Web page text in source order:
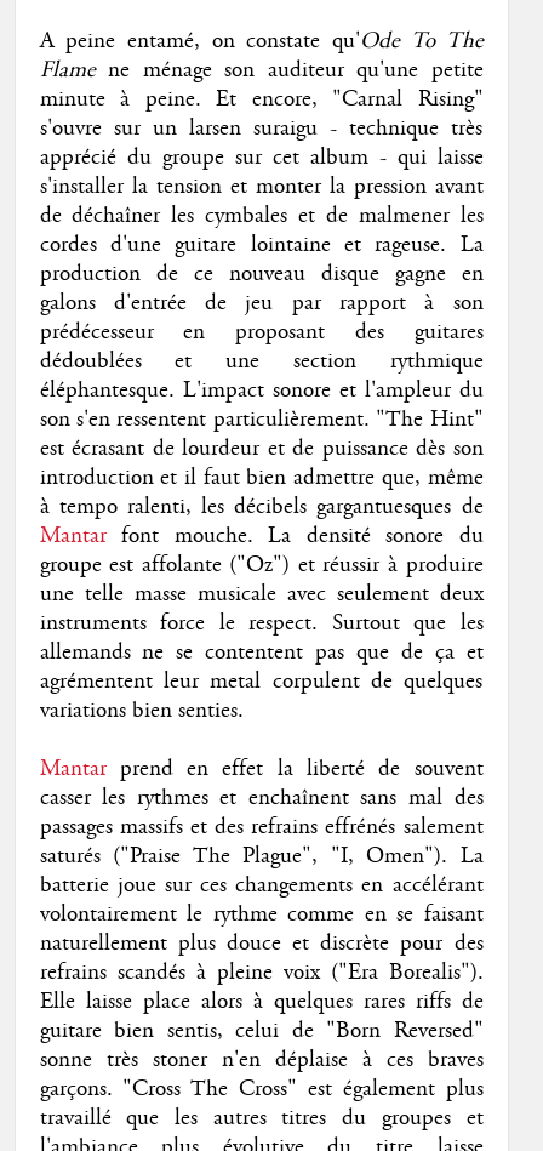
A peine entamé, on constate qu'Ode To The
Flamene ménage son auditeur qu'une petite
minute à peine. Et encore, "Carnal Rising"
s'ouvre sur un larsen suraigu - technique très
apprécié du groupe sur cet album - qui laisse
s'installer la tension et monter la pression avant
de déchaîner les cymbales et de malmener les
cordes d'une guitare lointaine et rageuse. La
production de ce nouveau disque gagne en
galons d'entrée de jeu par rapport à son
prédécesseur en proposant des guitares
dédoublées et une section rythmique
éléphantesque. L'impact sonore et l'ampleur du
son s'en ressentent particulièrement. "The Hint"
est écrasant de lourdeur et de puissance dès son
introduction et il faut bien admettre que, même
à tempo ralenti, les décibels gargantuesques de
Mantarfont mouche. La densité sonore du
groupe est affolante ("Oz") et réussir à produire
une telle masse musicale avec seulement deux
instruments force le respect. Surtout que les
allemands ne se contentent pas que de ça et
agrémentent leur metal corpulent de quelques
variations bien senties.
Mantarprend en effet la liberté de souvent
casser les rythmes et enchaînent sans mal des
passages massifs et des refrains effrénés salement
saturés ("Praise The Plague", "I, Omen"). La
batterie joue sur ces changements en accélérant
volontairement le rythme comme en se faisant
naturellement plus douce et discrète pour des
refrains scandés à pleine voix ("Era Borealis").
Elle laisse place alors à quelques rares riffs de
guitare bien sentis, celui de "Born Reversed"
sonne très stoner n'en déplaise à ces braves
garçons. "Cross The Cross" est également plus
travaillé que les autres titres du groupes et